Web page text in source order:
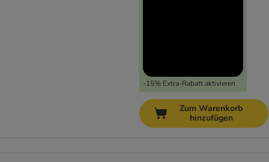
-15% Extra-Rabatt aktivieren
Zum Warenkorb
hinzufügen